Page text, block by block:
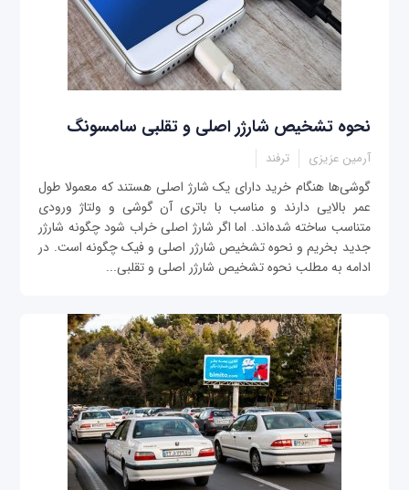
نحوه تشخیص شارژر اصلی و تقلبی سامسونگ
آرمین عزیزی ترفند
گوشی‌ها هنگام خرید دارای یک شارژ اصلی هستند که معمولا طول
عمر بالایی دارند و مناسب با باتری آن گوشی و ولتاژ ورودی
متناسب ساخته شده‌اند. اما اگر شارژ اصلی خراب شود چگونه شارژر
جدید بخریم و نحوه تشخیص شارژر اصلی و فیک چگونه است. در
ادامه به مطلب نحوه تشخیص شارژر اصلی و تقلبی...